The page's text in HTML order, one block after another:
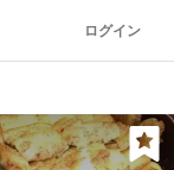
ログイン